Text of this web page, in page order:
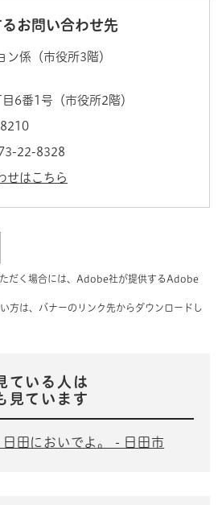
お問い合わせ先
ン係（市役所3階）
6番1号（市役所2階）
22-8328
せはこちら
だく場合には、Adobe社が提供するAdobe
方は、バナーのリンク先からダウンロードし
ている人は
見ています
田においでよ。 - 日田市